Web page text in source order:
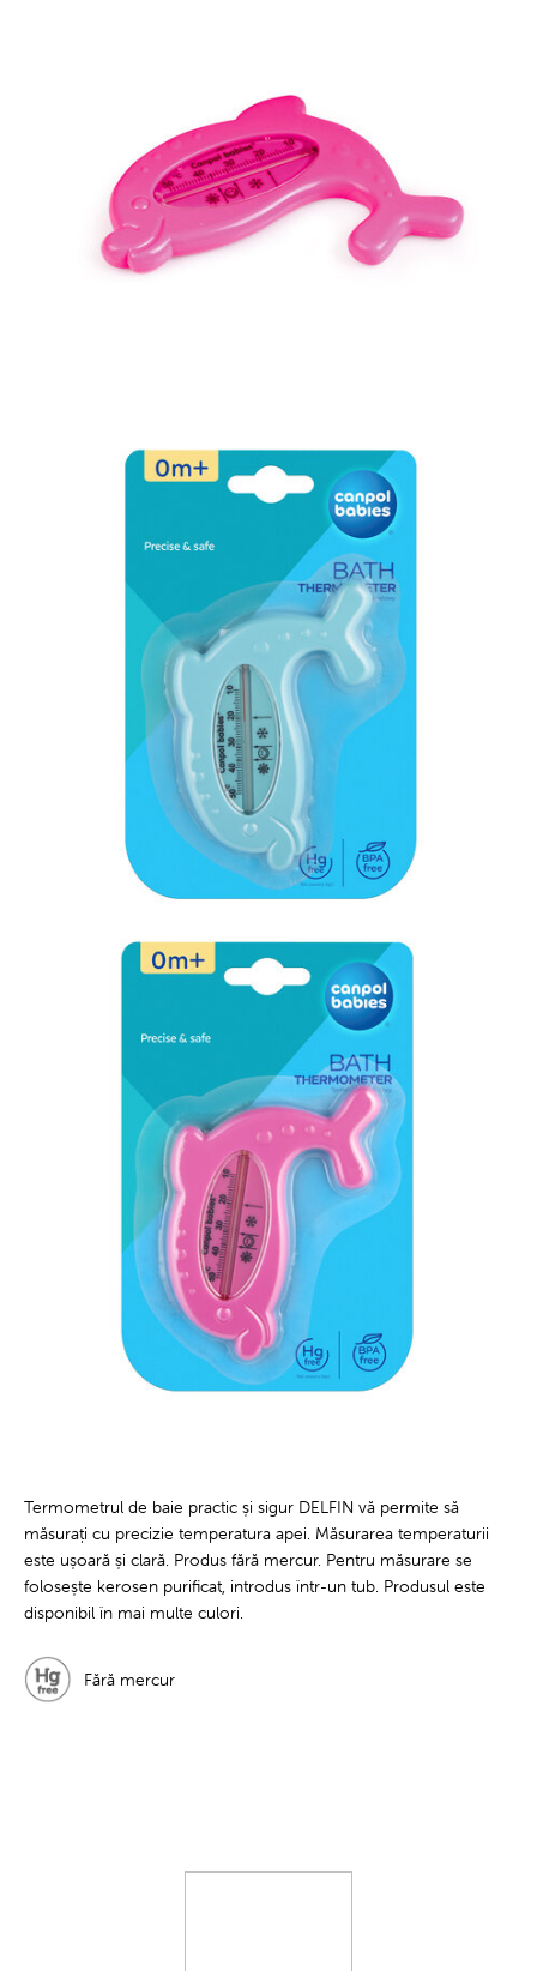
Termometrul de baie practic și sigur DELFIN vă permite să
măsurați cu precizie temperatura apei. Măsurarea temperaturii
este ușoară și clară. Produs fără mercur. Pentru măsurare se
folosește kerosen purificat, introdus într-un tub. Produsul este
disponibil în mai multe culori.
Fără mercur